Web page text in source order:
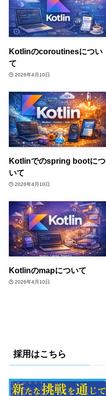
Kotlinのcoroutinesについ
て
2026年4月10日
Kotlinでのspring bootにつ
いて
2026年4月10日
Kotlinのmapについて
2026年4月10日
採用はこちら